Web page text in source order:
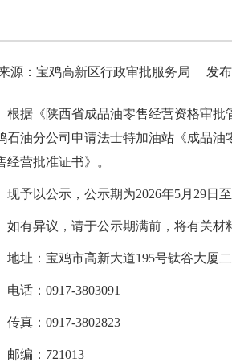
源：宝鸡高新区行政审批服务局 发
根据《陕西省成品油零售经营资格审批
石油分公司申请法士特加油站《成品
经营批准证书》。
现予以公示，公示期为2026年5月29日
如有异议，请于公示期满前，将有关
地址：宝鸡市高新大道195号钛谷大厦
电话：0917-3803091
传真：0917-3802823
邮编：721013